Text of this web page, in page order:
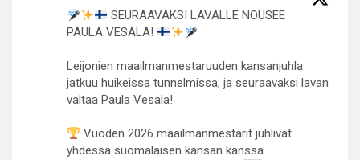
SEURAAVAKSI LAVALLE NOUSEE
PAULA VESALA!
Leijonien maailmanmestaruuden kansanjuhla
jatkuu huikeissa tunnelmissa, ja seuraavaksi lavan
valtaa Paula Vesala!
Vuoden 2026 maailmanmestarit juhlivat
yhdessä suomalaisen kansan kanssa.